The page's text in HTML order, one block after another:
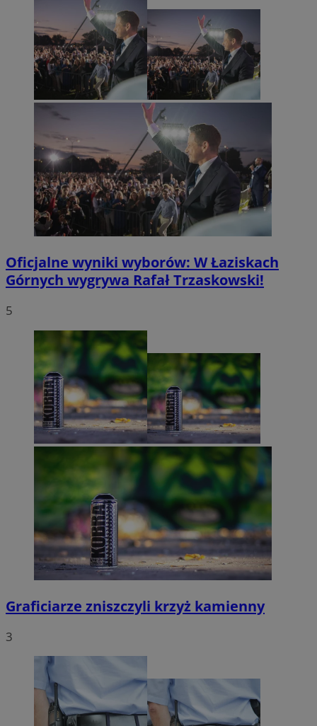
Oficjalne wyniki wyborów: W Łaziskach
Górnych wygrywa Rafał Trzaskowski!
5
Graficiarze zniszczyli krzyż kamienny
3